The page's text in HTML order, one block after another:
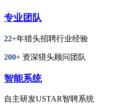
专业团队
22+年猎头招聘行业经验
200+ 资深猎头顾问团队
智能系统
自主研发USTAR智聘系统